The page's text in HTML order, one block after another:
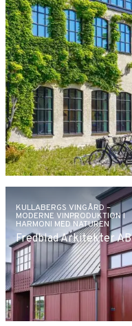
KULLABERGS VINGÅRD –
MODERNE VINPRODUKTION I
HARMONI MED NATUREN
Fredblad Arkitekter AB